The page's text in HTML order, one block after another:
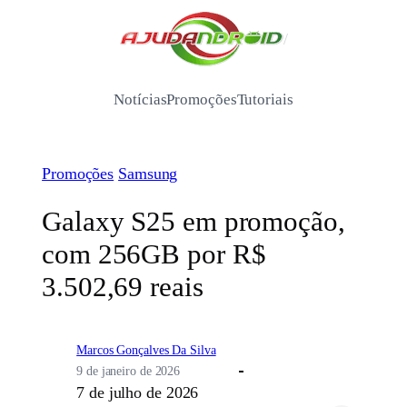
/
NotíciasPromoçõesTutoriais
Promoções Samsung
Galaxy S25 em promoção,
com 256GB por R$
3.502,69 reais
Marcos Gonçalves Da Silva
9 de janeiro de 2026
7 de julho de 2026